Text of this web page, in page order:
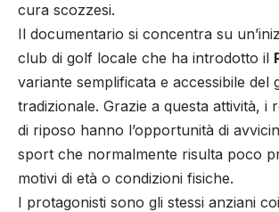
cura scozzesi.
Il documentario si concentra su
club di golf locale che ha introdotto il
variante semplificata e accessibile del
tradizionale. Grazie a questa attività, i
di riposo hanno l’opportunità di
sport che normalmente risulta poco
motivi di età o condizioni fisiche.
I protagonisti sono gli stessi anziani